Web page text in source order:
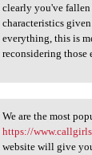
clearly you've
characteristics
everything, this is
reconsidering those
are the
We are the most
https://
website will give